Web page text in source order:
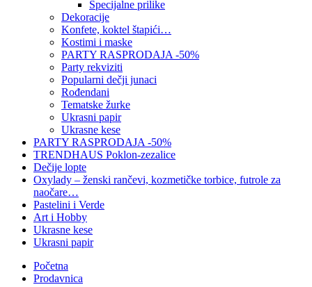
Specijalne prilike
Dekoracije
Konfete, koktel štapići…
Kostimi i maske
PARTY RASPRODAJA -50%
Party rekviziti
Popularni dečji junaci
Rođendani
Tematske žurke
Ukrasni papir
Ukrasne kese
PARTY RASPRODAJA -50%
TRENDHAUS Poklon-zezalice
Dečije lopte
Oxylady – ženski rančevi, kozmetičke torbice, futrole za
naočare…
Pastelini i Verde
Art i Hobby
Ukrasne kese
Ukrasni papir
Početna
Prodavnica